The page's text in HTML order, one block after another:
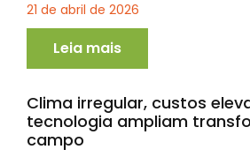
21 de abril de 2026
Leia mais
Clima irregular, custos
tecnologia ampliam
campo